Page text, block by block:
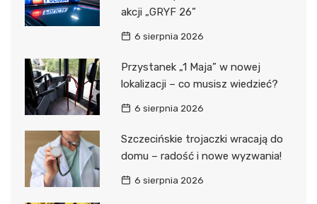
akcji „GRYF 26”
6 sierpnia 2026
Przystanek „1 Maja” w nowej
lokalizacji – co musisz wiedzieć?
6 sierpnia 2026
Szczecińskie trojaczki wracają do
domu – radość i nowe wyzwania!
6 sierpnia 2026